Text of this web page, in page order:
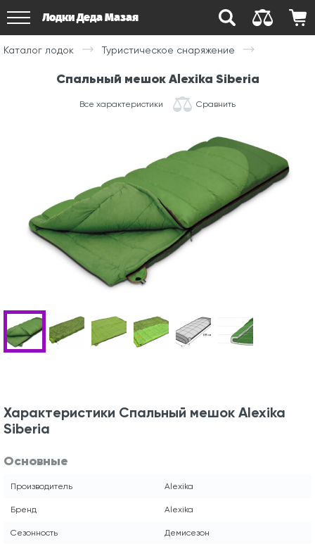
Лодки Деда Мазая
Каталог лодок Туристическое снаряжение
Спальный мешок Alexika Siberia
Все характеристики Сравнить
Характеристики Спальный мешок Alexika
Siberia
Основные
Производитель Alexika
Бренд Alexika
Сезонность Демисезон